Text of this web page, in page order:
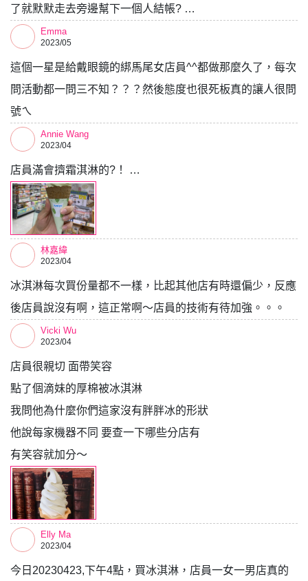
了就默默走去旁邊幫下一個人結帳? …
Emma
2023/05
這個一星是給戴眼鏡的綁馬尾女店員^^都做那麼久了，每次
問活動都一問三不知？？？然後態度也很死板真的讓人很問
號ㄟ
Annie Wang
2023/04
店員滿會擠霜淇淋的?！ …
林嘉緯
2023/04
冰淇淋每次買份量都不一樣，比起其他店有時還偏少，反應
後店員說沒有啊，這正常啊～店員的技術有待加強。。。
Vicki Wu
2023/04
店員很親切 面帶笑容
點了個滴妹的厚棉被冰淇淋
我問他為什麼你們這家沒有胖胖冰的形狀
他說每家機器不同 要查一下哪些分店有
有笑容就加分～
Elly Ma
2023/04
今日20230423,下午4點，買冰淇淋，店員一女一男店真的